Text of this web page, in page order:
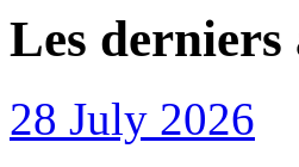
Les derniers
28 July 2026